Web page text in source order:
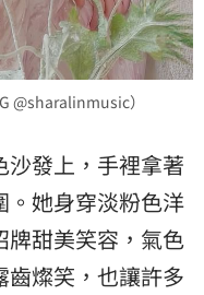
@sharalinmusic）
發上，手裡拿著
。她身穿淡粉色洋
牌甜美笑容，氣色
燦笑，也讓許多